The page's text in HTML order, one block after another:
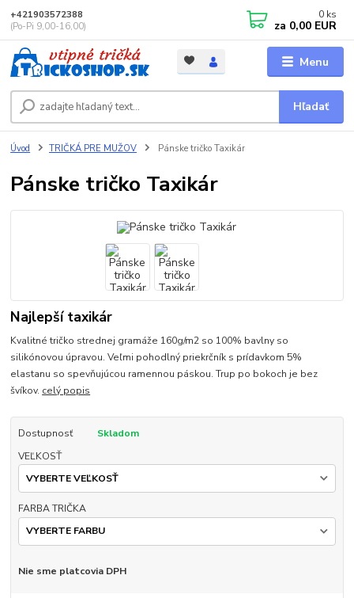
Menu
Hľadať
+421903572388
(Po-Pi 9,00-16,00)
0 ks
za 0,00 EUR
Úvod TRIČKÁ PRE MUŽOV Pánske tričko Taxikár
Pánske tričko Taxikár
Najlepší taxikár
Kvalitné tričko strednej gramáže 160g/m2 so 100% bavlny so
silikónovou úpravou. Veľmi pohodlný priekrčník s prídavkom 5%
elastanu so spevňujúcou ramennou páskou. Trup po bokoch je bez
švíkov. celý popis
Dostupnosť
Skladom
VEĽKOSŤ
FARBA TRIČKA
Nie sme platcovia DPH